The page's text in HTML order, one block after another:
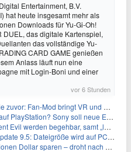
Entertainment, B.V.
hat heute insgesamt mehr als
Downloads für Yu-Gi-Oh!
DUEL, das digitale Kartenspiel,
das vollständige Yu-
CARD GAME genießen
Anlass läuft nun eine
mit Login-Boni und einer
vor 6 Stunden
Mod bringt VR und Ego-Perspektive nach Kanto
Sony soll neue Einnahmequellen prüfen
begehbar, samt „lebensgroßem Leon“
wird auf PC und Konsolen deutlich reduziert
– droht nach der Übernahme die nächste Entlassungswelle?